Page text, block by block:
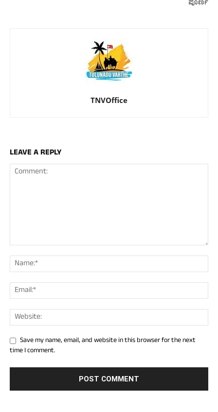
ಪೂರ್ಣ
TNVOffice
LEAVE A REPLY
Save my name, email, and website in this browser for the next
time I comment.